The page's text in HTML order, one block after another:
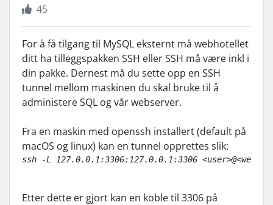
45
For å få tilgang til MySQL eksternt må webhotellet
ditt ha tilleggspakken SSH eller SSH må være inkl i
din pakke. Dernest må du sette opp en SSH
tunnel mellom maskinen du skal bruke til å
administere SQL og vår webserver.
Fra en maskin med openssh installert (default på
macOS og linux) kan en tunnel opprettes slik:
ssh -L 127.0.0.1:3306:127.0.0.1:3306
Etter dette er gjort kan en koble til 3306 på